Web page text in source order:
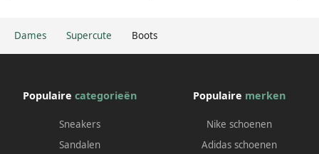
Dames Supercute Boots
Populaire categorieën
Sneakers
Sandalen
Populaire merken
Nike schoenen
Adidas schoenen